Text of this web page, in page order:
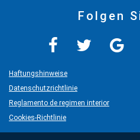
Folgen
Haftungshinweise
Datenschutzrichtlinie
Reglamento de regimen interior
Cookies-Richtlinie